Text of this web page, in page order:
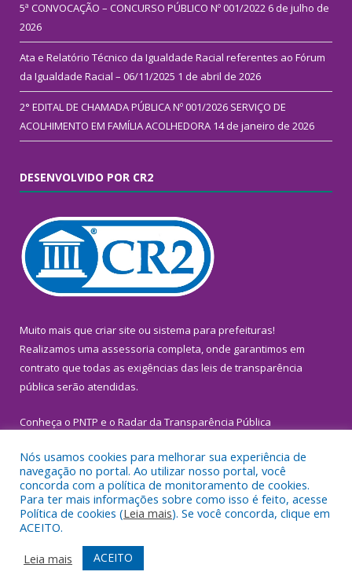
5ª CONVOCAÇÃO – CONCURSO PÚBLICO Nº 001/2022 6 de julho de
2026
Ata e Relatório Técnico da Igualdade Racial referentes ao Fórum
da Igualdade Racial – 06/11/2025 1 de abril de 2026
2° EDITAL DE CHAMADA PÚBLICA Nº 001/2026 SERVIÇO DE
ACOLHIMENTO EM FAMÍLIA ACOLHEDORA 14 de janeiro de 2026
DESENVOLVIDO POR CR2
Muito mais que criar site ou sistema para prefeituras!
Realizamos uma assessoria completa, onde garantimos em
contrato que todas as exigências das leis de transparência
pública serão atendidas.
Conheça o PNTP e o Radar da Transparência Pública
Todos os direitos reservados a Prefeitura Municipal de
Inhangapi.
Mapa do Site
Acessar Área Administrativa
Acessar Webmail
Nós usamos cookies para melhorar sua experiência de
navegação no portal. Ao utilizar nosso portal, você
concorda com a política de monitoramento de cookies.
Para ter mais informações sobre como isso é feito, acesse
Política de cookies (Leia mais). Se você concorda, clique em
ACEITO.
Leia mais
ACEITO